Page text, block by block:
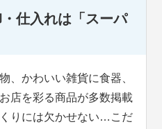
仕入れは「スーパ
、かわいい雑貨に食器、
店を彩る商品が多数掲載
りには欠かせない…こだ